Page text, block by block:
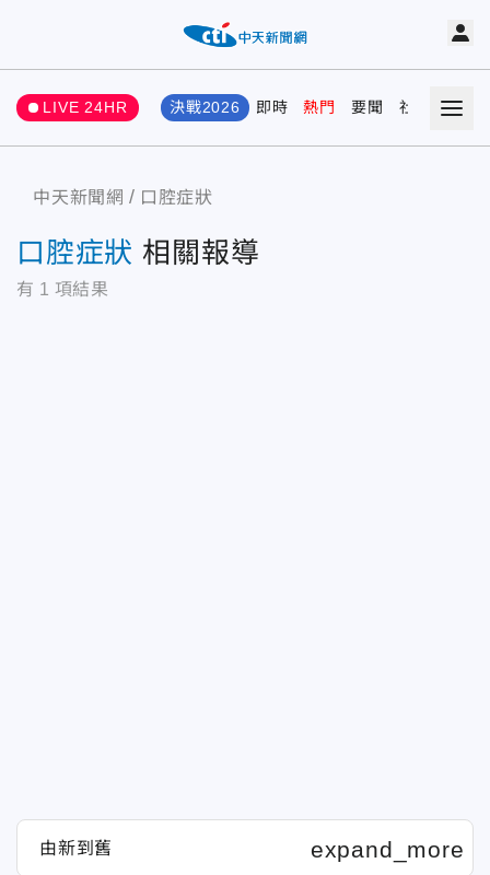
LIVE 24HR 決戰2026 即時 熱門 要聞 社會 娛樂
中天新聞網 口腔症狀
口腔症狀 相關報導
有 1 項結果